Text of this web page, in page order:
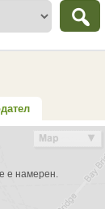
е намерен.